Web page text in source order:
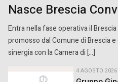
Nasce Brescia
Entra nella fase operativa il
promosso dal Comune di Brescia
sinergia con la Camera di […]
4 AGOSTO 2026